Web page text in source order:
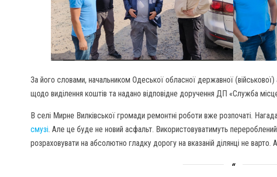
За його словами, начальником Одеської обласної державної (військової)
щодо виділення коштів та надано відповідне доручення ДП «Служба
В селі Мирне Вилківської громади ремонтні роботи вже розпочаті.
смузі. Але це буде не новий асфальт. Використовуватимуть
розраховувати на абсолютно гладку дорогу на вказаній ділянці не